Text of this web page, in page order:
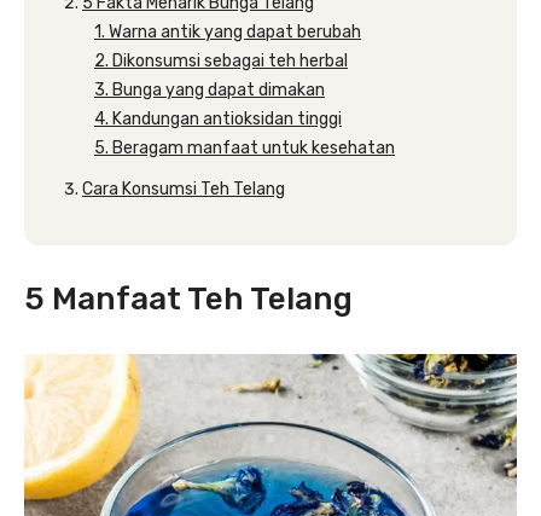
1. Warna antik yang dapat berubah
2. Dikonsumsi sebagai teh herbal
3. Bunga yang dapat dimakan
4. Kandungan antioksidan tinggi
5. Beragam manfaat untuk kesehatan
Cara Konsumsi Teh Telang
5 Manfaat Teh Telang